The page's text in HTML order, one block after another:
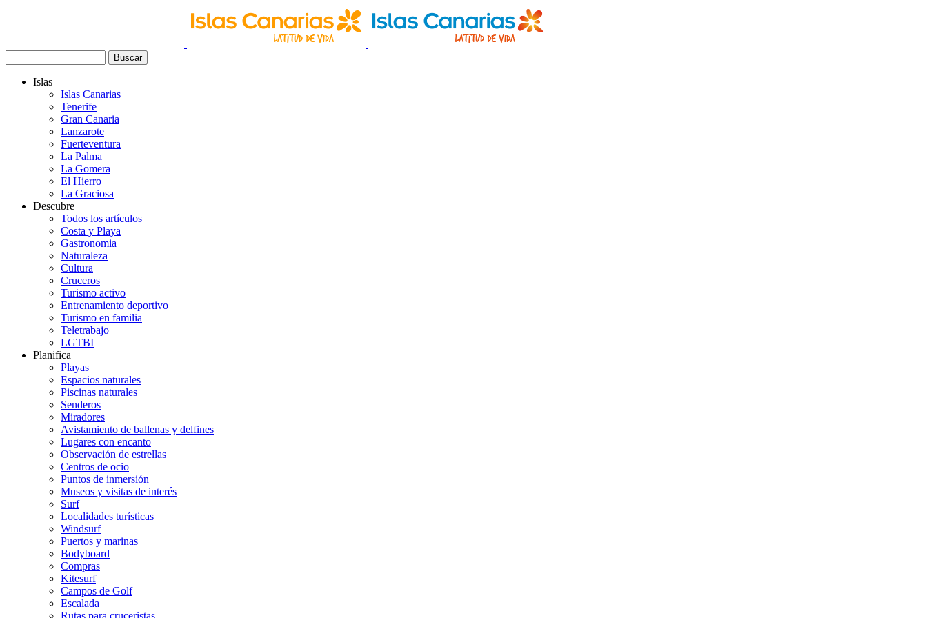
principal
Navegación
Islas
Islas Canarias
Tenerife
Gran Canaria
Lanzarote
Fuerteventura
La Palma
La Gomera
El Hierro
La Graciosa
Descubre
Todos los artículos
Costa y Playa
Gastronomia
Naturaleza
Cultura
Cruceros
Turismo activo
Entrenamiento deportivo
Turismo en familia
Teletrabajo
LGTBI
Planifica
Playas
Espacios naturales
Piscinas naturales
Senderos
Miradores
Avistamiento de ballenas y delfines
Lugares con encanto
Observación de estrellas
Centros de ocio
Puntos de inmersión
Museos y visitas de interés
Surf
Localidades turísticas
Windsurf
Puertos y marinas
Bodyboard
Compras
Kitesurf
Campos de Golf
Escalada
Rutas para cruceristas